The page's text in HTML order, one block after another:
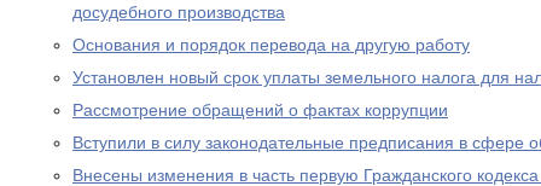
досудебного производства
Основания и порядок перевода на другую работу
Установлен новый срок уплаты земельного налога для
Рассмотрение обращений о фактах коррупции
Вступили в силу законодательные предписания в сфере
Внесены изменения в часть первую Гражданского